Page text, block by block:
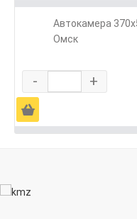
Автокамера
Омск
- +
Ä